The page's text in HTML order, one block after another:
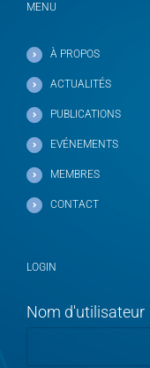
MENU
À PROPOS
ACTUALITÉS
PUBLICATIONS
EVÉNEMENTS
MEMBRES
CONTACT
LOGIN
Nom d'utilisateur